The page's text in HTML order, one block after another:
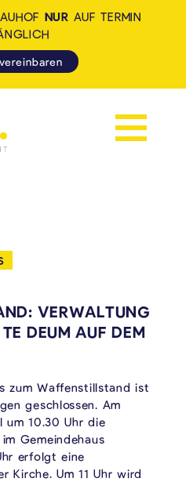
Navigation
NUR AUF TERMIN
VERWALTUNG
DEUM AUF DEM
zum Waffenstillstand ist
geschlossen. Am
10.30 Uhr die
Gemeindehaus
erfolgt eine
Kirche. Um 11 Uhr wird